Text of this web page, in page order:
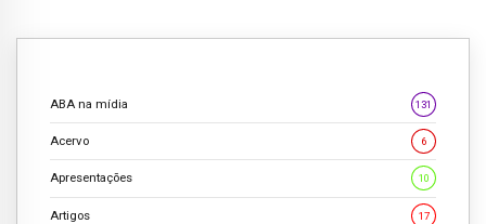
ABA na mídia 131
Acervo 6
Apresentações 10
Artigos 17